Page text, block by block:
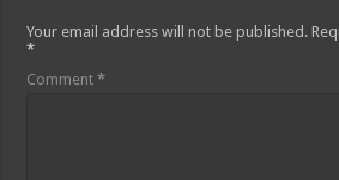
Your email address will not be published.
*
Comment*